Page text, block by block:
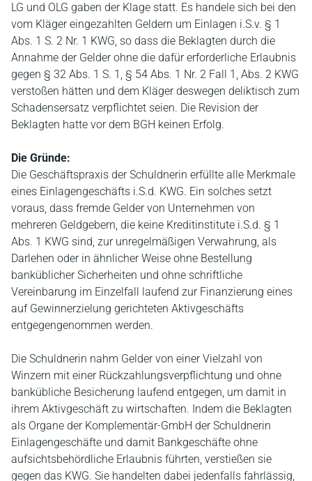
LG und OLG gaben der Klage statt. Es handele sich bei den
vom Kläger eingezahlten Geldern um Einlagen i.S.v. § 1
Abs. 1 S. 2 Nr. 1 KWG, so dass die Beklagten durch die
Annahme der Gelder ohne die dafür erforderliche Erlaubnis
gegen § 32 Abs. 1 S. 1, § 54 Abs. 1 Nr. 2 Fall 1, Abs. 2 KWG
verstoßen hätten und dem Kläger deswegen deliktisch zum
Schadensersatz verpflichtet seien. Die Revision der
Beklagten hatte vor dem BGH keinen Erfolg.
Die Gründe:
Die Geschäftspraxis der Schuldnerin erfüllte alle Merkmale
eines Einlagengeschäfts i.S.d. KWG. Ein solches setzt
voraus, dass fremde Gelder von Unternehmen von
mehreren Geldgebern, die keine Kreditinstitute i.S.d. § 1
Abs. 1 KWG sind, zur unregelmäßigen Verwahrung, als
Darlehen oder in ähnlicher Weise ohne Bestellung
banküblicher Sicherheiten und ohne schriftliche
Vereinbarung im Einzelfall laufend zur Finanzierung eines
auf Gewinnerzielung gerichteten Aktivgeschäfts
entgegengenommen werden.
Die Schuldnerin nahm Gelder von einer Vielzahl von
Winzern mit einer Rückzahlungsverpflichtung und ohne
bankübliche Besicherung laufend entgegen, um damit in
ihrem Aktivgeschäft zu wirtschaften. Indem die Beklagten
als Organe der Komplementär-GmbH der Schuldnerin
Einlagengeschäfte und damit Bankgeschäfte ohne
aufsichtsbehördliche Erlaubnis führten, verstießen sie
gegen das KWG. Sie handelten dabei jedenfalls fahrlässig,